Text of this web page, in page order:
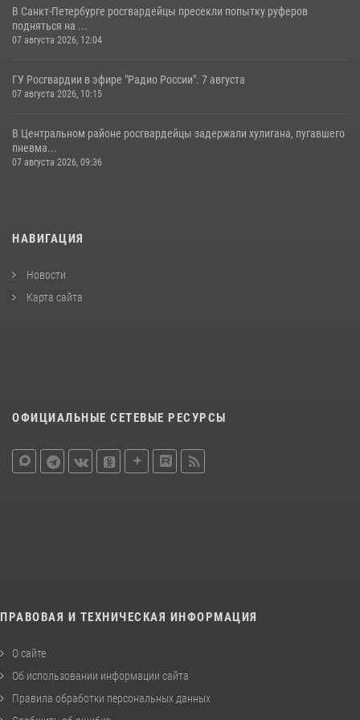
В Санкт-Петербурге росгвардейцы пресекли попытку руферов
подняться на ...
07 августа 2026, 12:04
ГУ Росгвардии в эфире "Радио России". 7 августа
07 августа 2026, 10:15
В Центральном районе росгвардейцы задержали хулигана, пугавшего
пневма...
07 августа 2026, 09:36
НАВИГАЦИЯ
Новости
Карта сайта
ОФИЦИАЛЬНЫЕ СЕТЕВЫЕ РЕСУРСЫ
ПРАВОВАЯ И ТЕХНИЧЕСКАЯ ИНФОРМАЦИЯ
О сайте
Об использовании информации сайта
Правила обработки персональных данных